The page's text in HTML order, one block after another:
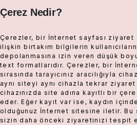
Çerez Nedir?
Çerezler, bir İnternet sayfası ziyaret
ilişkin birtakım bilgilerin
depolanmasına izin veren düşük
text formatlarıdır. Çerezler, bir
sırasında tarayıcınız aracılığıyla
aynı siteyi aynı cihazla tekrar ziyaret
cihazınızda site adına kayıtlı bir
eder. Eğer kayıt var ise, kaydın
olduğunuz İnternet sitesine iletir.
sizin daha önceki ziyaretinizi tespit